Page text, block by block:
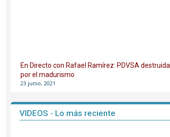
En Directo con Rafael Ramírez: PDVSA destruida
por el madurismo
23 junio, 2021
VIDEOS - Lo más reciente